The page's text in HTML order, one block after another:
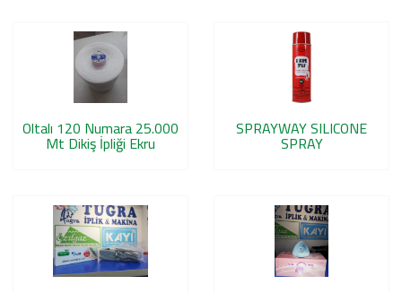
Oltalı 120 Numara 25.000
Mt Dikiş İpliği Ekru
SPRAYWAY SILICONE
SPRAY